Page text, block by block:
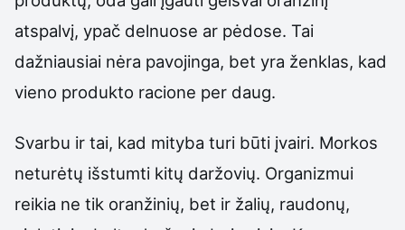
atspalvį, ypač delnuose ar pėdose. Tai
dažniausiai nėra pavojinga, bet yra ženklas, kad
vieno produkto racione per daug.
Svarbu ir tai, kad mityba turi būti įvairi. Morkos
neturėtų išstumti kitų daržovių. Organizmui
reikia ne tik oranžinių, bet ir žalių, raudonų,